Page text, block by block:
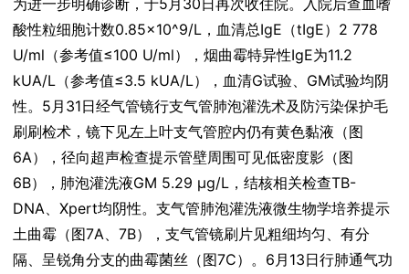
酸性粒细胞计数0.85×10^9/L，血清总IgE（tIgE）2 778
U/ml（参考值≤100 U/ml），烟曲霉特异性IgE为11.2
kUA/L（参考值≤3.5 kUA/L），血清G试验、GM试验均阴
性。5月31日经气管镜行支气管肺泡灌洗术及防污染保护毛
刷刷检术，镜下见左上叶支气管腔内仍有黄色黏液（图
6A），径向超声检查提示管壁周围可见低密度影（图
6B），肺泡灌洗液GM 5.29 μg/L，结核相关检查TB-
DNA、Xpert均阴性。支气管肺泡灌洗液微生物学培养提示
土曲霉（图7A、7B），支气管镜刷片见粗细均匀、有分
隔、呈锐角分支的曲霉菌丝（图7C）。6月13日行肺通气功